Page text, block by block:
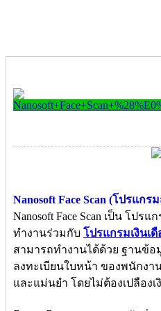
Nanosoft Face Scan (โปรแก
Nanosoft Face Scan เป็น โ
ทำงานร่วมกับ โปรแกรมเงินเ
สามารถทำงานได้ด้วย ฐานข้อ
ลงทะเบียนใบหน้า ของพนักงา
และแม่นยำ โดยไม่ต้องเปลืองเ